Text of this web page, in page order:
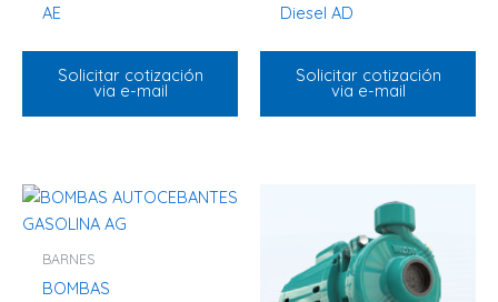
AE
Solicitar cotización
via e-mail
Diesel AD
Solicitar cotización
via e-mail
BARNES
BOMBAS